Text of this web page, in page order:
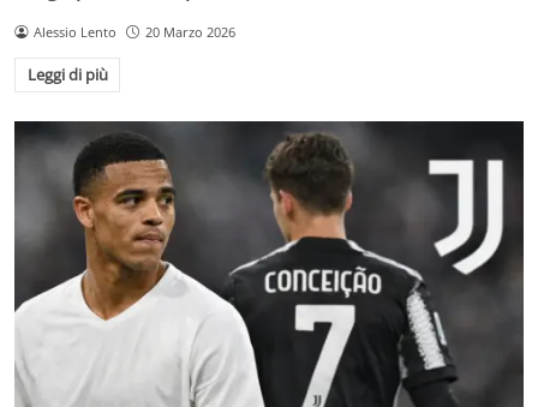
Alessio Lento 20 Marzo 2026
Leggi di più